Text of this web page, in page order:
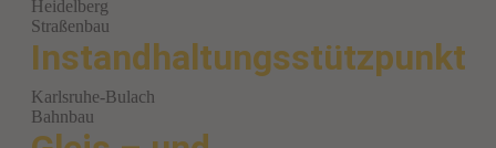
Heidelberg
Straßenbau
Instandhaltungsstützpunkt
Karlsruhe-Bulach
Bahnbau